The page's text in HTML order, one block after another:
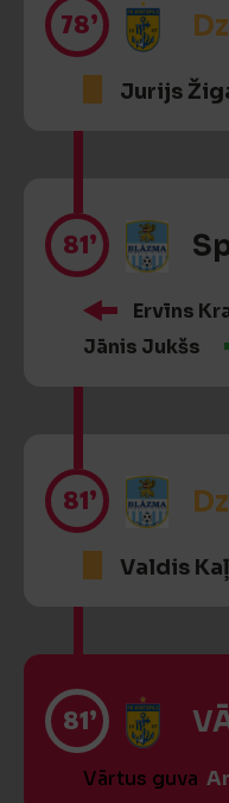
78’
Jurijs
81’
Ervīns
Jānis Jukšs
81’
Valdis
81’
Vārtus guva